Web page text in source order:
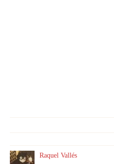
Raquel Vallés